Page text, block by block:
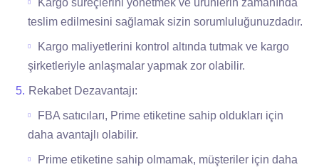
Kargo süreçlerini yönetmek ve ürünlerin zamanında
teslim edilmesini sağlamak sizin sorumluluğunuzdadır.
Kargo maliyetlerini kontrol altında tutmak ve kargo
şirketleriyle anlaşmalar yapmak zor olabilir.
Rekabet Dezavantajı:
FBA satıcıları, Prime etiketine sahip oldukları için
daha avantajlı olabilir.
Prime etiketine sahip olmamak, müşteriler için daha